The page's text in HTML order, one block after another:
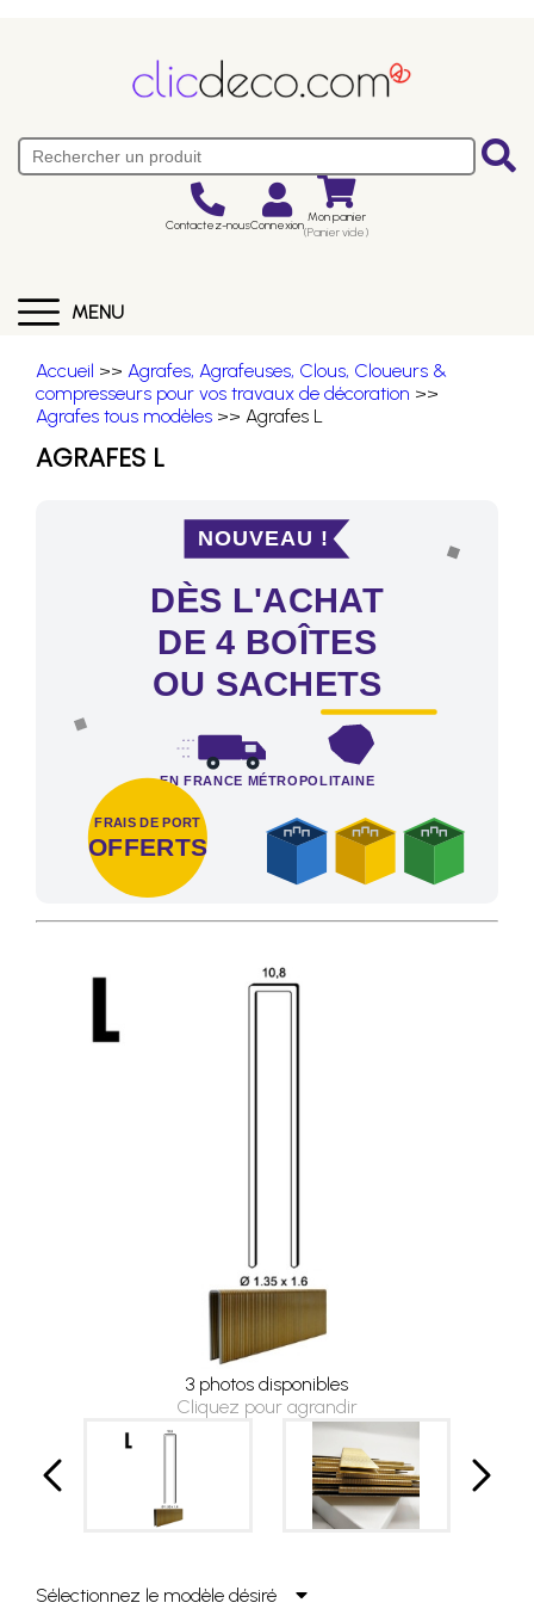
Contactez-nousConnexion Mon panier
(Panier vide)
MENU
Accueil >> Agrafes, Agrafeuses, Clous, Cloueurs &
compresseurs pour vos travaux de décoration >>
Agrafes tous modèles >> Agrafes L
AGRAFES L
NOUVEAU !
DÈS L'ACHAT
DE 4 BOÎTES
OU SACHETS
EN FRANCE MÉTROPOLITAINE
FRAIS DE PORT
OFFERTS
Frais de port offerts en France métropolitaine dès l'achat de
3 photos disponibles
Cliquez pour agrandir
Sélectionnez le modèle désiré